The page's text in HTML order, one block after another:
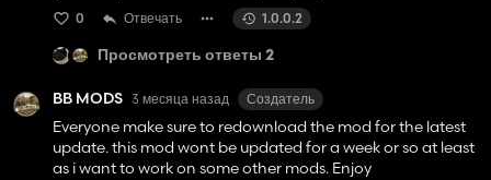
0 Отвечать 1.0.0.2
Просмотреть ответы 2
BB MODS 3 месяца назад Создатель
Everyone make sure to redownload the mod for the latest
update. this mod wont be updated for a week or so at least
as i want to work on some other mods. Enjoy